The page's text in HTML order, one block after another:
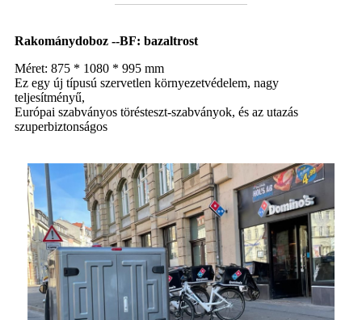
Rakománydoboz --BF: bazaltrost
Méret: 875 * 1080 * 995 mm
Ez egy új típusú szervetlen környezetvédelem, nagy
teljesítményű,
Európai szabványos törésteszt-szabványok, és az utazás
szuperbiztonságos